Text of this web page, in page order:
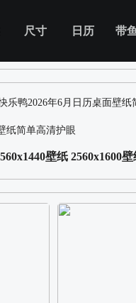
尺寸 日历 带
乐鸭2026年6月日历桌面壁纸
壁纸 2560x1600壁